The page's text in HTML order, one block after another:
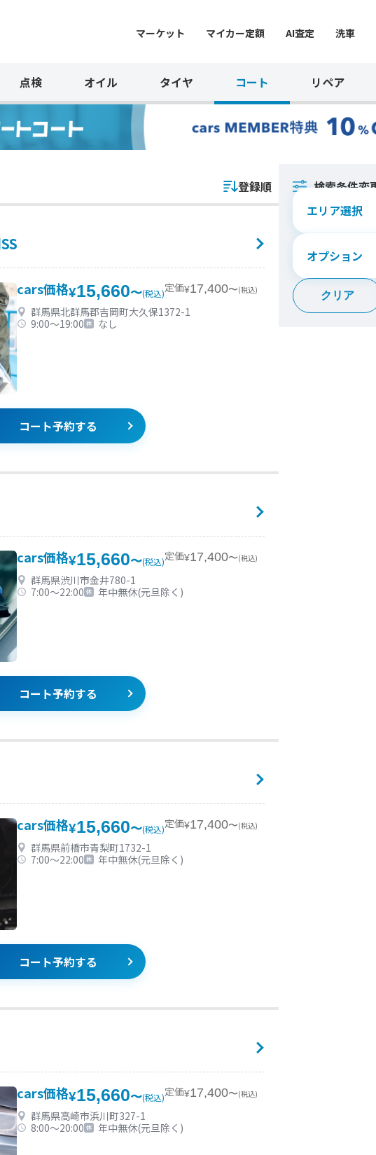
マーケット マイカー定額 AI査定 洗車
点検 オイル タイヤ コート リペア
登録順
cars価格¥15,660〜(税込)定価¥17,400〜(税込)
群馬県北群馬郡吉岡町大久保1372-1
9:00〜19:00
なし
コート予約する
cars価格¥15,660〜(税込)定価¥17,400〜(税込)
群馬県渋川市金井780-1
7:00〜22:00
年中無休(元旦除く)
コート予約する
cars価格¥15,660〜(税込)定価¥17,400〜(税込)
群馬県前橋市青梨町1732-1
7:00〜22:00
年中無休(元旦除く)
コート予約する
cars価格¥15,660〜(税込)定価¥17,400〜(税込)
群馬県高崎市浜川町327-1
8:00〜20:00
年中無休(元旦除く)
検索条件変
エリア選択
オプション
クリア